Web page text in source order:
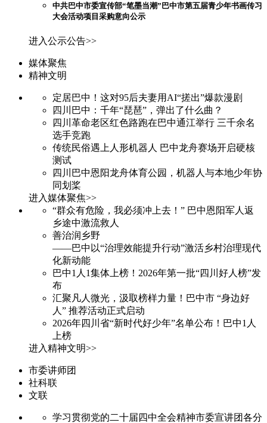
中共巴中市委宣传部“笔墨当潮”巴中市第五届青少年书画传习
大会活动项目采购意向公示
进入公示公告>>
媒体聚焦
精神文明
定居巴中！这对95后夫妻用AI“搓出”爆款漫剧
四川巴中：千年“琵琶”，弹出了什么曲？
四川革命老区红色路跑在巴中通江举行 三千余名
选手竞跑
传统民俗遇上人形机器人 巴中龙舟赛场开启硬核
测试
四川巴中恩阳龙舟体育公园，机器人与本地少年协
同划桨
进入媒体聚焦>>
“群众有危险，我必须冲上去！” 巴中恩阳军人返
乡途中激流救人
善治润乡野
——巴中以“治理效能提升行动”激活乡村治理现代
化新动能
巴中1人1集体上榜！2026年第一批“四川好人榜”发
布
汇聚凡人微光，汲取榜样力量！巴中市 “身边好
人” 推荐活动正式启动
2026年四川省“新时代好少年”名单公布！巴中1人
上榜
进入精神文明>>
市委讲师团
社科联
文联
学习贯彻党的二十届四中全会精神市委宣讲团各分